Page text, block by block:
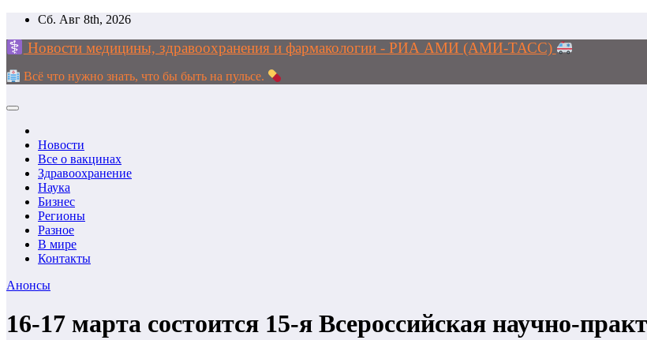
Перейти
содержимому
Сб. Авг 8th, 2026
Новости медицины, здравоохранения и фармакологии - РИА АМИ (АМИ-ТАСС)
Всё что нужно знать, что бы быть на пульсе.
Новости
Все о вакцинах
Здравоохранение
Наука
Бизнес
Регионы
Разное
В мире
Контакты
Анонсы
16-17 марта состоится 15-я Всероссийская научно-